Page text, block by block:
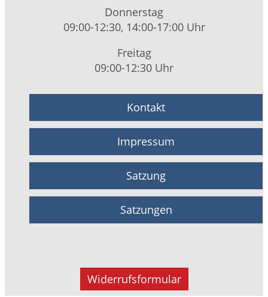
Donnerstag
09:00-12:30, 14:00-17:00 Uhr
Freitag
09:00-12:30 Uhr
Kontakt
Impressum
Satzung
Satzungen
Widerrufsformular